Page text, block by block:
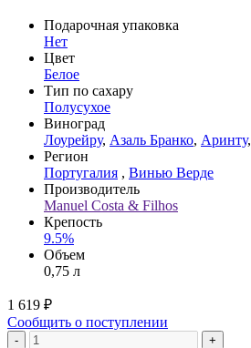
Подарочная упаковка
Нет
Цвет
Белое
Тип по сахару
Полусухое
Виноград
Лоурейру, Азаль Бранко, Аринту,
Регион
Португалия , Винью Верде
Производитель
Manuel Costa & Filhos
Крепость
9.5%
Объем
0,75 л
1 619 ₽
Сообщить о поступлении
- +